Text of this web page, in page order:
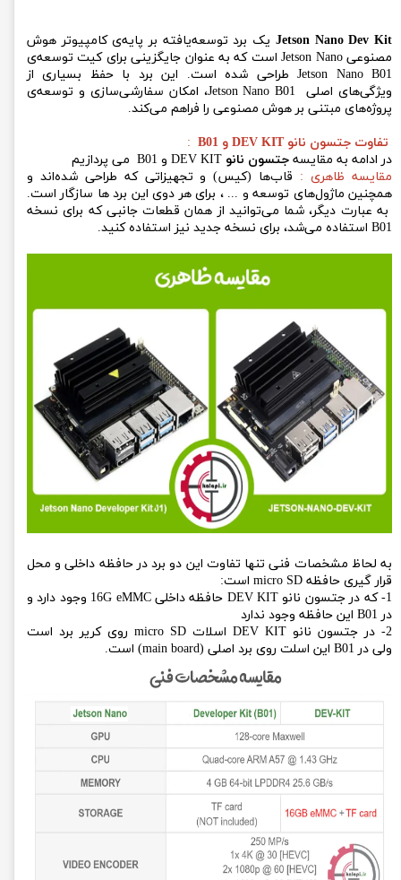
Jetson Nano Dev Kit یک برد توسعه‌یافته بر پایه‌ی کامپیوتر هوش
مصنوعی Jetson Nano است که به عنوان جایگزینی برای کیت توسعه‌ی
Jetson Nano B01 طراحی شده است. این برد با حفظ بسیاری از
ویژگی‌های اصلی Jetson Nano B01، امکان سفارشی‌سازی و توسعه‌ی
پروژه‌های مبتنی بر هوش مصنوعی را فراهم می‌کند.
تفاوت جتسون نانو DEV KIT و B01
:
در ادامه به مقایسه جتسون نانو
مقایسه ظاهری : قاب‌ها (کیس) و تجهیزاتی که طراحی شده‌اند و
همچنین ماژول‌های توسعه و ... ، برای هر دوی این برد ها سازگار است.
به عبارت دیگر، شما می‌توانید از همان قطعات جانبی که برای نسخه
B01 استفاده می‌شد، برای نسخه جدید نیز استفاده کنید.
به لحاظ مشخصات فنی تنها تفاوت این دو برد در حافظه داخلی و محل
قرار گیری حافظه micro SD است:
1- که در جتسون نانو DEV KIT حافظه داخلی 16G eMMC وجود دارد و
در B01 این حافظه وجود ندارد
2- در جتسون نانو DEV KIT اسلات micro SD روی کریر برد است
ولی در B01 این اسلت روی برد اصلی (main board) است.